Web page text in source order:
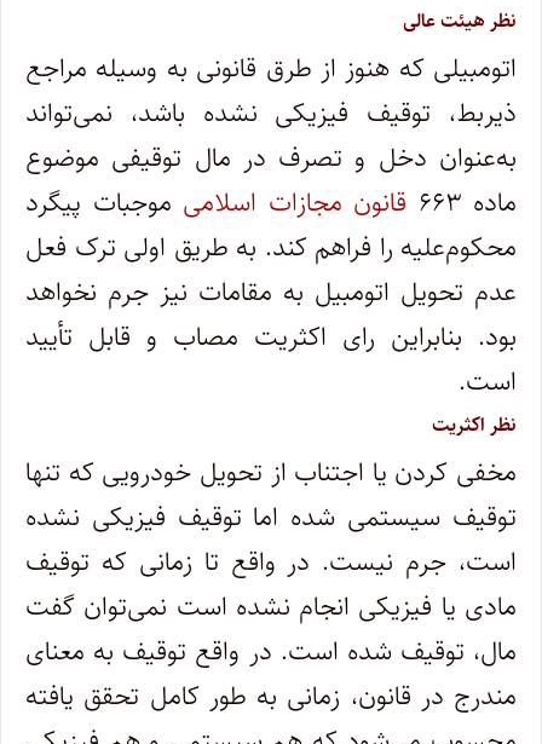
نظر هیئت عالی
اتومبیلی که هنوز از طرق قانونی به وسیله مراجع
ذیربط، توقیف فیزیکی نشده باشد، نمی‌تواند
به‌عنوان دخل و تصرف در مال توقیفی موضوع
ماده ۶۶۳
قانون مجازات اسلامی موجبات پیگرد
محکوم‌علیه را فراهم کند. به طریق اولی ترک فعل
عدم تحویل اتومبیل به مقامات نیز جرم نخواهد
بود. بنابراین رای اکثریت مصاب و قابل تأیید
است.
نظر اکثریت
مخفی کردن یا اجتناب از تحویل خودرویی که تنها
توقیف سیستمی شده اما توقیف فیزیکی نشده
است، جرم نیست. در واقع تا زمانی که توقیف
مادی یا فیزیکی انجام نشده است نمی‌توان گفت
مال، توقیف شده است. در واقع توقیف به معنای
مندرج در قانون، زمانی به طور کامل تحقق یافته